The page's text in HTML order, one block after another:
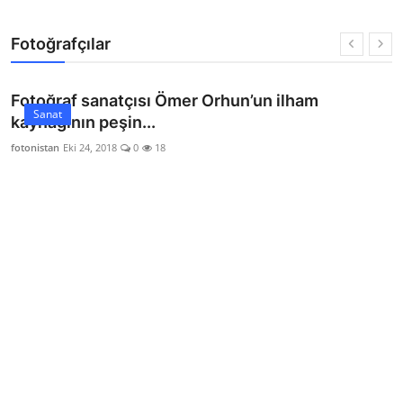
Fotoğrafçılar
Sanat
Fotoğraf sanatçısı Ömer Orhun’un ilham
kaynağının peşin...
fotonistan Eki 24, 2018 0 18